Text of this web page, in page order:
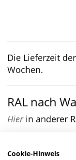
Die Lieferzeit
Wochen.
RAL nach
Hierin anderer
Cookie-Hinweis